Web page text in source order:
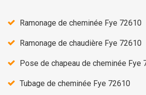
Ramonage de cheminée Fye 72610
Ramonage de chaudière Fye 72610
Pose de chapeau de cheminée Fye
Tubage de cheminée Fye 72610